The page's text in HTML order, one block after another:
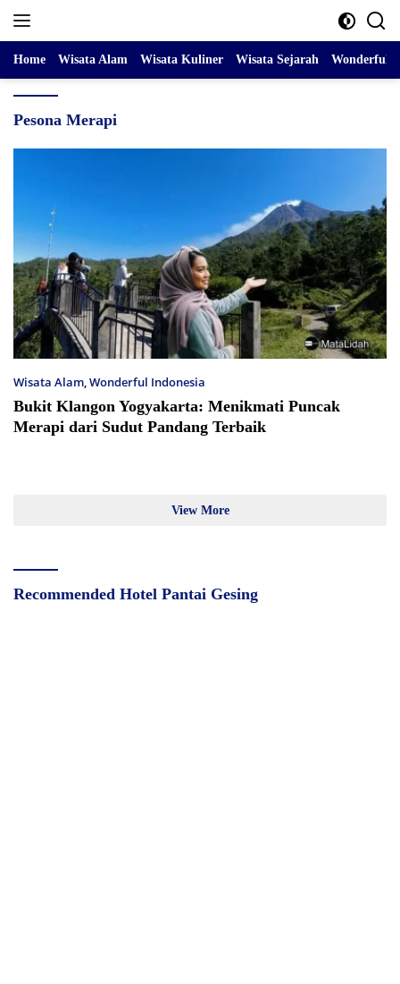
Home Wisata Alam Wisata Kuliner Wisata Sejarah Wonderful
Pesona Merapi
Wisata Alam,Wonderful Indonesia
Bukit Klangon Yogyakarta: Menikmati Puncak
Merapi dari Sudut Pandang Terbaik
View More
Recommended Hotel Pantai Gesing